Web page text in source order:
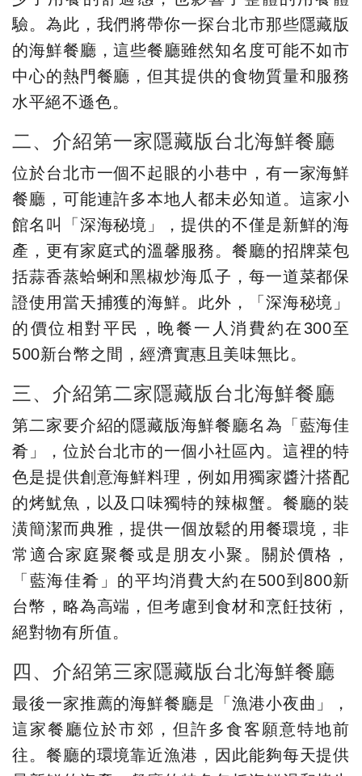
驗。為此，我們將帶你一探台北市那些隱藏版
的海鮮餐廳，這些餐廳雖然知名度可能不如市
中心的熱門餐廳，但其提供的食物質量和服務
水平絕不遜色。
二、介紹第一家隱藏版台北海鮮餐廳
位於台北市一個不起眼的小巷中，有一家海鮮
餐廳，可能連許多本地人都未必知道。這家小
館名叫「深海秘境」，提供的不僅是新鮮的海
產，更有家庭式的溫馨服務。餐廳的招牌菜包
括蒜香蒸蛤蜊和黑椒炒海瓜子，每一道菜都保
證使用當天捕獲的海鮮。此外，「深海秘境」
的價位相對平民，晚餐一人消費約在300至
500新台幣之間，經濟實惠且美味無比。
三、介紹第二家隱藏版台北海鮮餐廳
第二家要介紹的隱藏版海鮮餐廳名為「藍海佳
肴」，位於台北市的一個小社區內。這裡的特
色是提供創意海鮮料理，例如用獨家醬汁搭配
的烤魷魚，以及口味獨特的辣椒蟹。餐廳的裝
潢簡潔而典雅，提供一個放鬆的用餐環境，非
常適合家庭聚餐或是朋友小聚。關於價格，
「藍海佳肴」的平均消費大約在500到800新
台幣，略為高端，但考慮到食材和烹飪技術，
絕對物有所值。
四、介紹第三家隱藏版台北海鮮餐廳
最後一家推薦的海鮮餐廳是「漁港小夜曲」，
這家餐廳位於市郊，但許多食客願意特地前
往。餐廳的環境靠近漁港，因此能夠每天提供